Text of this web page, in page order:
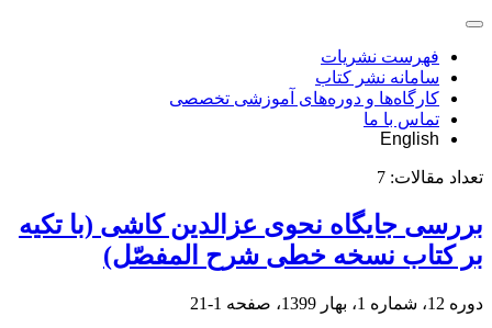
فهرست نشریات
سامانه نشر کتاب
کارگاه‌ها و دوره‌های آموزشی تخصصی
تماس با ما
English
تعداد مقالات: 7
بررسی جایگاه نحوی عزالدین کاشی (با تکیه
بر کتاب نسخه خطی شرح المفصّل)
دوره 12، شماره 1، بهار 1399، صفحه 1-21